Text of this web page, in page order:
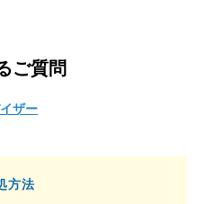
ご質問
方法
ザー